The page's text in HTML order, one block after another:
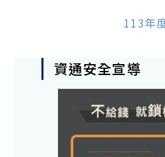
113年
資通安全宣導